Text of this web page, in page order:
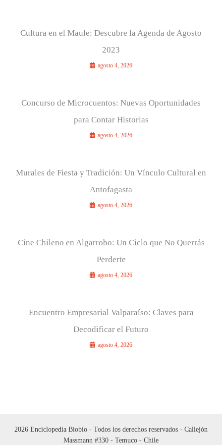
Cultura en el Maule: Descubre la Agenda de Agosto
2023
agosto 4, 2026
Concurso de Microcuentos: Nuevas Oportunidades
para Contar Historias
agosto 4, 2026
Murales de Fiesta y Tradición: Un Vínculo Cultural en
Antofagasta
agosto 4, 2026
Cine Chileno en Algarrobo: Un Ciclo que No Querrás
Perderte
agosto 4, 2026
Encuentro Empresarial Valparaíso: Claves para
Decodificar el Futuro
agosto 4, 2026
2026 Enciclopedia Biobío - Todos los derechos reservados - Callejón
Massmann #330 - Temuco - Chile